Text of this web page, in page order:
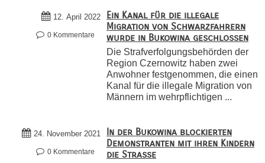
12. April 2022
0 Kommentare
Ein Kanal für die illegale
Migration von Schwarzfahrern
wurde in Bukowina geschlossen
Die Strafverfolgungsbehörden der
Region Czernowitz haben zwei
Anwohner festgenommen, die einen
Kanal für die illegale Migration von
Männern im wehrpflichtigen ...
24. November 2021
0 Kommentare
In der Bukowina blockierten
Demonstranten mit ihren Kindern
die Straße